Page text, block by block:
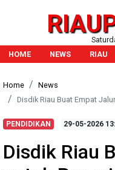
HOME
NEWS RIAU
Home
News
Disdik Riau Buat Empat
PENDIDIKAN 29-05-2026
Disdik Riau